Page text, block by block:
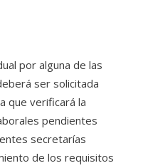
por alguna de las
ser solicitada
que verificará la
pendientes
secretarías
de los requisitos